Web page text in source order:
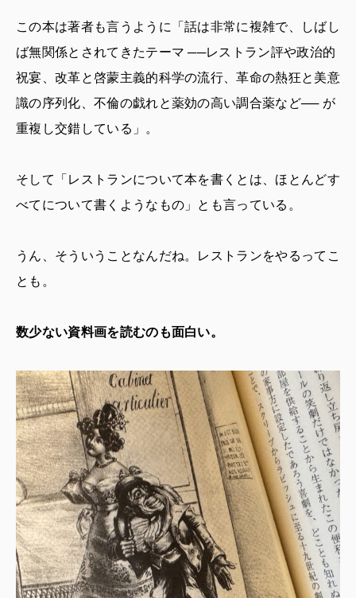
この本は著者も言うように「話は非常に複雑で、しばし
ば無関係とされてきたテーマ ──レストラン評や政治的
祝宴、改革と啓蒙主義的科学の流行、革命の熱狂と美意
識の序列化、不倫の戯れと薬効の高い調合薬など── が
重複し交錯している」。
そして「レストランについて本を書くとは、ほとんどす
べてについて書くようなもの」とも言っている。
うん、そういうことなんだね。レストランをやるってこ
とも。
数少ない資料画を読むのも面白い。